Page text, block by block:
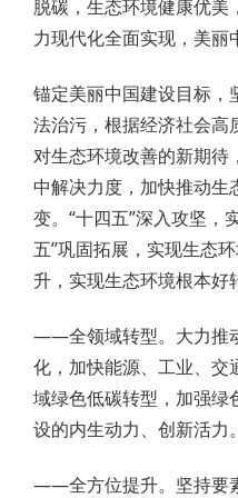
脱碳，生态环境健康优
力现代化全面实现，美丽
锚定美丽中国建设目标，
法治污，根据经济社会高
对生态环境改善的新期待
中解决力度，加快推动
变。“十四五”深入攻坚，
五”巩固拓展，实现生态
升，实现生态环境根本好
——全领域转型。大力推
化，加快能源、工业、交
域绿色低碳转型，加强绿
设的内生动力、创新活力。
——全方位提升。坚持要